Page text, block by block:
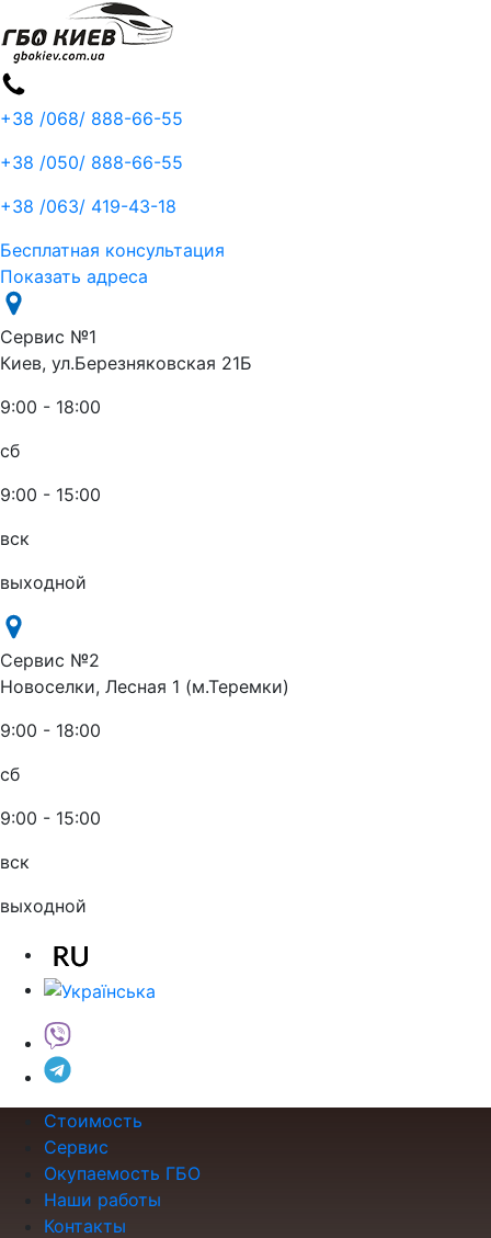
+38 /068/ 888-66-55
+38 /050/ 888-66-55
+38 /063/ 419-43-18
Бесплатная консультация
Показать адреса
Сервис №1
Киев, ул.Березняковская 21Б
9:00 - 18:00
сб
9:00 - 15:00
вск
выходной
Сервис №2
Новоселки, Лесная 1 (м.Теремки)
9:00 - 18:00
сб
9:00 - 15:00
вск
выходной
Стоимость
Сервис
Окупаемость ГБО
Наши работы
Контакты